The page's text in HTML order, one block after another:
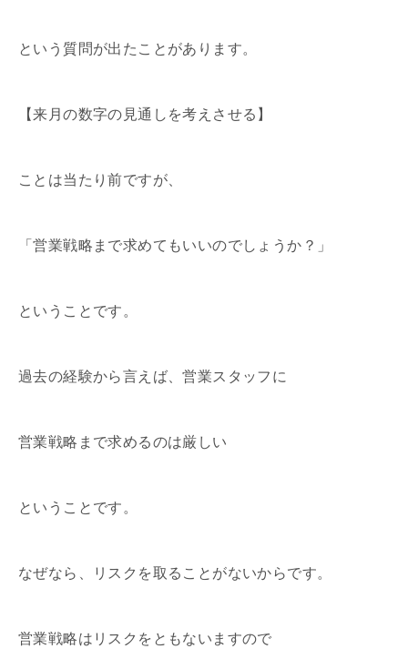
という質問が出たことがあります。
【来月の数字の見通しを考えさせる】
ことは当たり前ですが、
「営業戦略まで求めてもいいのでしょうか？」
ということです。
過去の経験から言えば、営業スタッフに
営業戦略まで求めるのは厳しい
ということです。
なぜなら、リスクを取ることがないからです。
営業戦略はリスクをともないますので